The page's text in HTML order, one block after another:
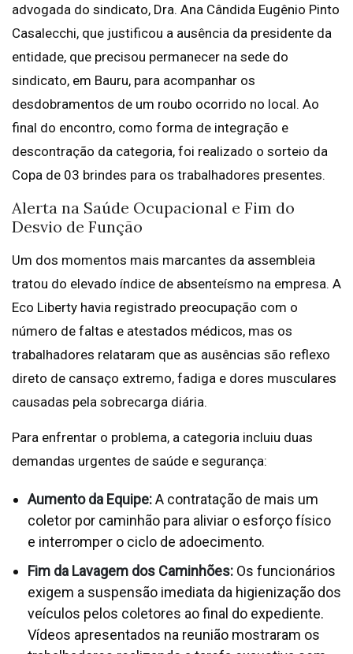
advogada do sindicato, Dra. Ana Cândida Eugênio Pinto
Casalecchi, que justificou a ausência da presidente da
entidade, que precisou permanecer na sede do
sindicato, em Bauru, para acompanhar os
desdobramentos de um roubo ocorrido no local. Ao
final do encontro, como forma de integração e
descontração da categoria, foi realizado o sorteio da
Copa de 03 brindes para os trabalhadores presentes.
Alerta na Saúde Ocupacional e Fim do
Desvio de Função
Um dos momentos mais marcantes da assembleia
tratou do elevado índice de absenteísmo na empresa. A
Eco Liberty havia registrado preocupação com o
número de faltas e atestados médicos, mas os
trabalhadores relataram que as ausências são reflexo
direto de cansaço extremo, fadiga e dores musculares
causadas pela sobrecarga diária.
Para enfrentar o problema, a categoria incluiu duas
demandas urgentes de saúde e segurança:
Aumento da Equipe:A contratação de mais um
coletor por caminhão para aliviar o esforço físico
e interromper o ciclo de adoecimento.
Fim da Lavagem dos Caminhões: Os funcionários
exigem a suspensão imediata da higienização dos
veículos pelos coletores ao final do expediente.
Vídeos apresentados na reunião mostraram os